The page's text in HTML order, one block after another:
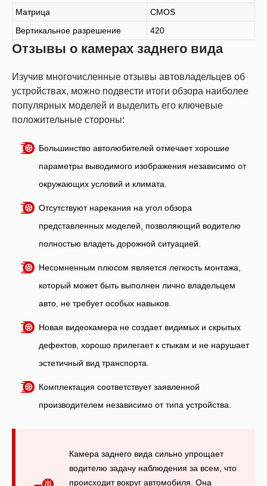
Матрица
CMOS
Вертикальное разрешение
420
Отзывы о камерах заднего вида
Изучив многочисленные отзывы автовладельцев об
устройствах, можно подвести итоги обзора наиболее
популярных моделей и выделить его ключевые
положительные стороны:
Большинство автолюбителей отмечает хорошие
параметры выводимого изображения независимо от
окружающих условий и климата.
Отсутствуют нарекания на угол обзора
представленных моделей, позволяющий водителю
полностью владеть дорожной ситуацией.
Несомненным плюсом является легкость монтажа,
который может быть выполнен лично владельцем
авто, не требует особых навыков.
Новая видеокамера не создает видимых и скрытых
дефектов, хорошо прилегает к стыкам и не нарушает
эстетичный вид транспорта.
Комплектация соответствует заявленной
производителем независимо от типа устройства.
Камера заднего вида сильно упрощает
водителю задачу наблюдения за всем, что
происходит вокруг автомобиля. Она